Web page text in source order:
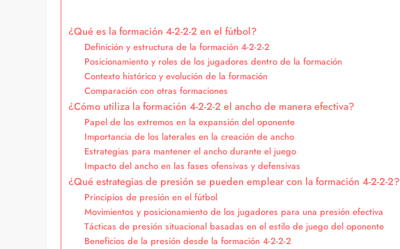
¿Qué es la formación 4-2-2-2 en el fútbol?
Definición y estructura de la formación 4-2-2-2
Posicionamiento y roles de los jugadores dentro de la formación
Contexto histórico y evolución de la formación
Comparación con otras formaciones
¿Cómo utiliza la formación 4-2-2-2 el ancho de manera efectiva?
Papel de los extremos en la expansión del oponente
Importancia de los laterales en la creación de ancho
Estrategias para mantener el ancho durante el juego
Impacto del ancho en las fases ofensivas y defensivas
¿Qué estrategias de presión se pueden emplear con la formación 4-2-2-2?
Principios de presión en el fútbol
Movimientos y posicionamiento de los jugadores para una presión efectiva
Tácticas de presión situacional basadas en el estilo de juego del oponente
Beneficios de la presión desde la formación 4-2-2-2